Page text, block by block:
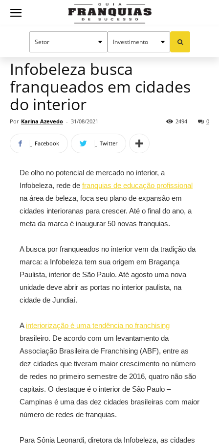
Guia
Mercado de franquias
Infobeleza busca
franqueados em cidades
do interior
Por Karina Azevedo - 31/08/2021 0
2494
Facebook Twitter
De olho no potencial de mercado no interior, a
Infobeleza, rede de franquias de educação profissional
na área de beleza, foca seu plano de expansão em
cidades interioranas para crescer. Até o final do ano, a
meta da marca é inaugurar 50 novas franquias.
A busca por franqueados no interior vem da tradição da
marca: a Infobeleza tem sua origem em Bragança
Paulista, interior de São Paulo. Até agosto uma nova
unidade deve abrir as portas no interior paulista, na
cidade de Jundiaí.
A interiorização é uma tendência no franchising
brasileiro. De acordo com um levantamento da
Associação Brasileira de Franchising (ABF), entre as
dez cidades que tiveram maior crescimento no número
de redes no primeiro semestre de 2016, quatro não são
capitais. O destaque é o interior de São Paulo –
Campinas é uma das dez cidades brasileiras com maior
número de redes de franquias.
Para Sônia Leonardi, diretora da Infobeleza, as cidades